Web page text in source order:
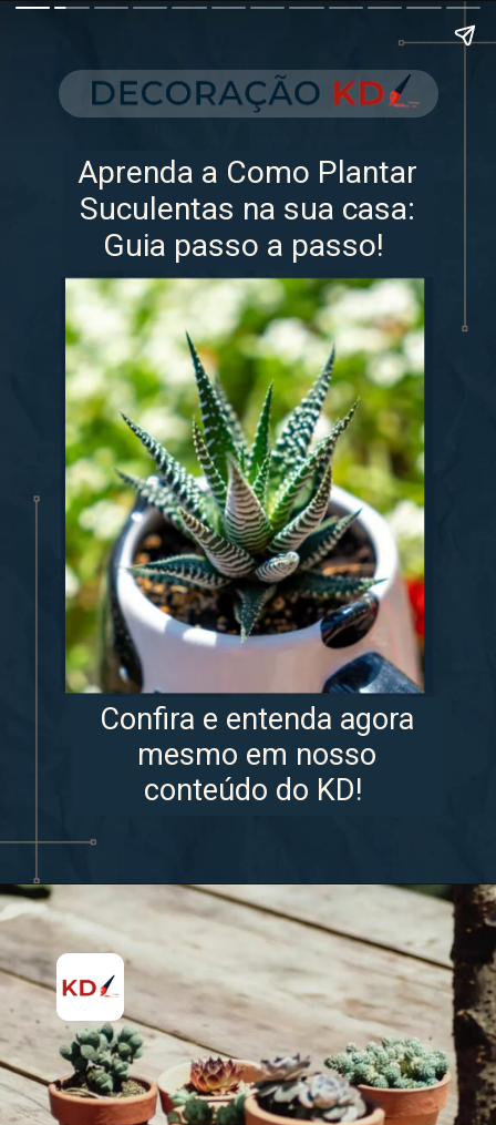
Confira e entenda agora
mesmo em nosso
conteúdo do KD!
Aprenda a Como Plantar
Suculentas na sua casa:
Guia passo a passo!